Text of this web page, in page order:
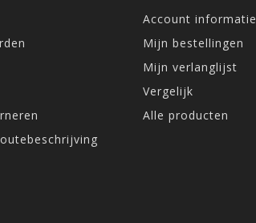
Account informatie
Mijn bestellingen
Mijn verlanglijst
Vergelijk
Alle producten